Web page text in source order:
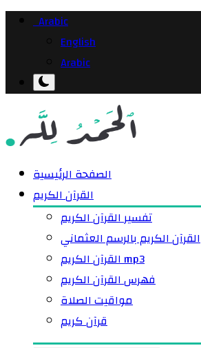
Arabic
English
Arabic
الصفحة الرئيسية
القرآن الكريم
تفسير القرآن الكريم
القرآن الكريم بالرسم العثماني
القرآن الكريم mp3
فهرس القرآن الكريم
مواقيت الصلاة
قرآن كريم